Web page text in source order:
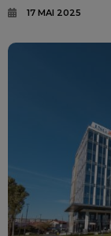
17 MAI 2025